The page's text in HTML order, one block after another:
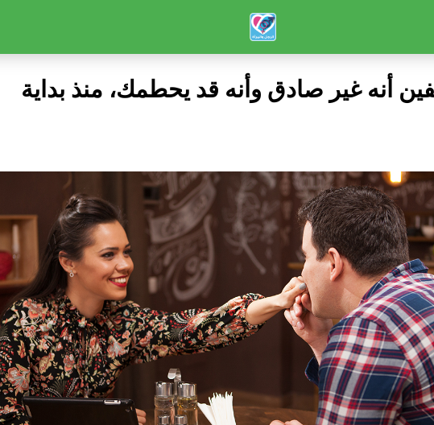
أنه غير صادق وأنه قد يحطمك، منذ بداية